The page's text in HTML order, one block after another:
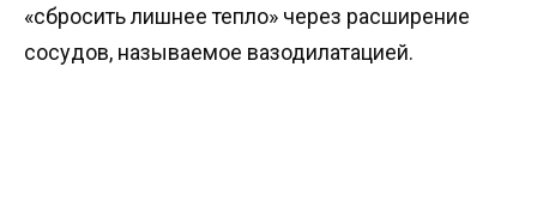
«сбросить лишнее тепло» через расширение
сосудов, называемое вазодилатацией.